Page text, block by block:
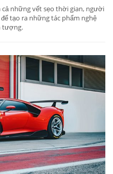
những vết sẹo thời gian, người
tạo ra những tác phẩm nghệ
tượng.